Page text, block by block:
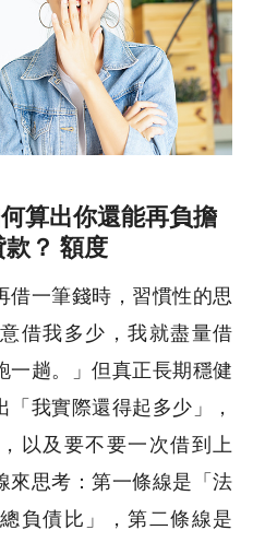
算出你還能再負擔
？ 額度
借一筆錢時，習慣性的思
借我多少，我就盡量借
一趟。」但真正長期穩健
我實際還得起多少」，
以及要不要一次借到上
來思考：第一條線是「法
負債比」，第二條線是